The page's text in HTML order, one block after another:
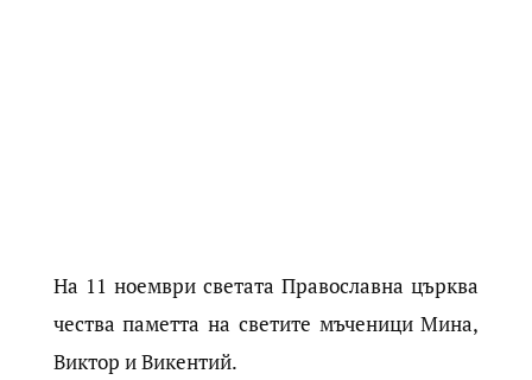
На 11 ноември светата Православна църква
чества паметта на светите мъченици Мина,
Виктор и Викентий.